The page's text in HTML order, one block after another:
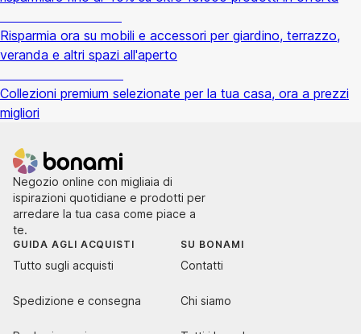
Risparmia ora su mobili e accessori per giardino, terrazzo,
veranda e altri spazi all'aperto
Collezioni premium selezionate per la tua casa, ora a prezzi
migliori
Negozio online con migliaia di
ispirazioni quotidiane e prodotti per
arredare la tua casa come piace a
te.
GUIDA AGLI ACQUISTI
Tutto sugli acquisti
Spedizione e consegna
SU BONAMI
Contatti
Chi siamo